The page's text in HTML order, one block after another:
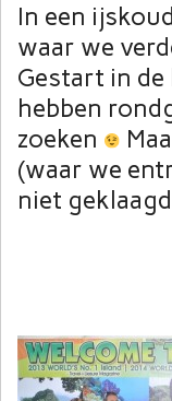
In een
waar we
Gestart in
hebben
zoeken
(waar we
niet